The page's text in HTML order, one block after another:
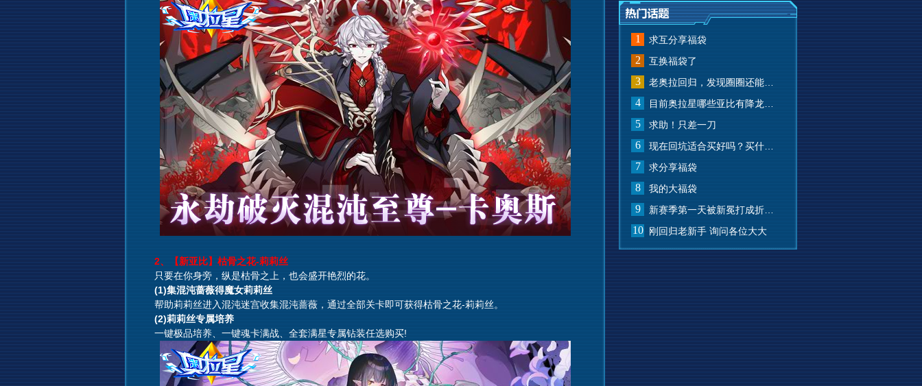
2、【新亚比】枯骨之花-莉莉丝
只要在你身旁，纵是枯骨之上，也会盛开艳烈的花。
(1)集混沌蔷薇得魔女莉莉丝
帮助莉莉丝进入混沌迷宫收集混沌蔷薇，通过全部关卡即可获得枯骨之花-莉莉丝。
(2)莉莉丝专属培养
一键极品培养、一键魂卡满战、全套满星专属钻装任选购买!
1 求互分享福袋
2 互换福袋了
3
4
5 求助！只差一刀
6
7 求分享福袋
8 我的大福袋
9
10 刚回归老新手 询问各位大大